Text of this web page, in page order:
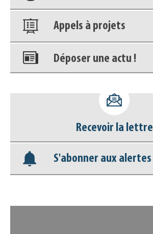
Appels à projets
Déposer une actu !
déconnecter)
Base documentaire
Nos veilles Scoop.it
Recevoir la lettre
S'abonner aux alertes